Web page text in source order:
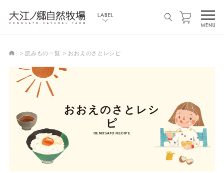
読みもの一覧 おおえのさとレシピ
おおえのさとレシ
ピ
OENOSATO RECIPE